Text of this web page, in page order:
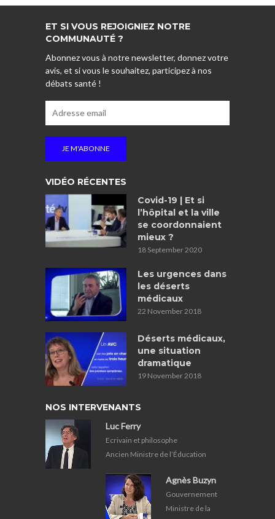
ET SI VOUS REJOIGNIEZ NOTRE
COMMUNAUTÉ ?
Abonnez vous à notre newsletter, donnez votre
avis, et si vous le souhaitez, participez à nos
débats santé !
VIDÉO RÉCENTES
Covid-19 | Et si
l’hôpital et la ville
se coordonnaient
mieux ?
18 September 2020
Les urgences dans
les déserts
médicaux
22 November 2018
Déserts médicaux,
une situation
dramatique
19 November 2018
NOS INTERVENANTS
Luc Ferry
Ecrivain et philosophe
Ancien Ministre de l’Éducation
Agnès Buzyn
Gouvernement
Ministre de la